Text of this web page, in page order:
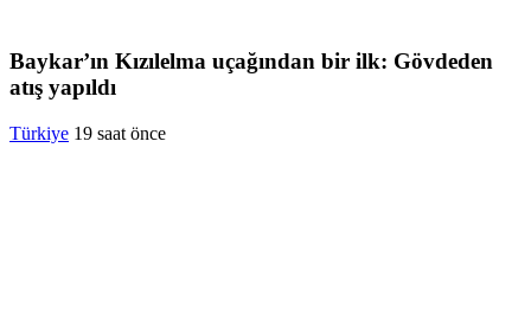
Baykar’ın Kızılelma uçağından bir ilk: Gövdeden
atış yapıldı
Türkiye 19 saat önce